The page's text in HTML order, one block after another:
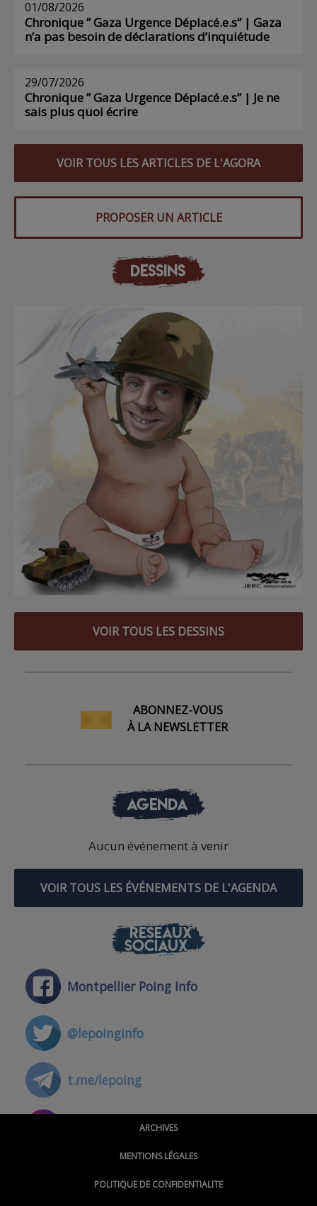
01/08/2026
Chronique ” Gaza Urgence Déplacé.e.s” | Gaza
n’a pas besoin de déclarations d’inquiétude
29/07/2026
Chronique ” Gaza Urgence Déplacé.e.s” | Je ne
sais plus quoi écrire
VOIR TOUS LES ARTICLES DE L'AGORA
PROPOSER UN ARTICLE
DESSINS
VOIR TOUS LES DESSINS
ABONNEZ-VOUS
À LA NEWSLETTER
AGENDA
Aucun événement à venir
VOIR TOUS LES ÉVÉNEMENTS DE L'AGENDA
RÉSEAUX
SOCIAUX
Montpellier Poing Info
@lepoinginfo
t.me/lepoing
@montpellierpoinginfo
ARCHIVES
MENTIONS LÉGALES
POLITIQUE DE CONFIDENTIALITE